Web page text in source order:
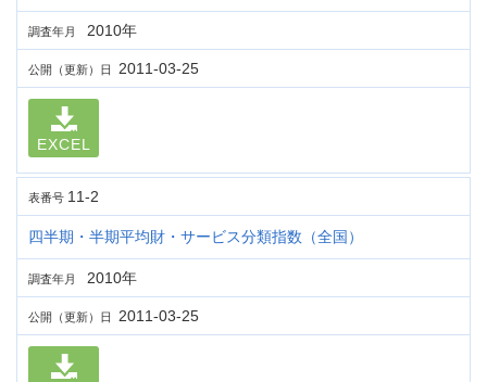
調査年月 2010年
公開（更新）日 2011-03-25
EXCEL
表番号 11-2
四半期・半期平均財・サービス分類指数（全国）
調査年月 2010年
公開（更新）日 2011-03-25